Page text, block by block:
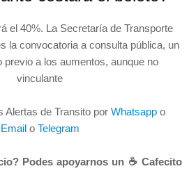
el 40%. La Secretaría de Transporte
la convocatoria a consulta pública, un
previo a los aumentos, aunque no
vinculante
Alertas de Transito por Whatsapp o
Emailo Telegram
Podes apoyarnos un ☕ Cafecito